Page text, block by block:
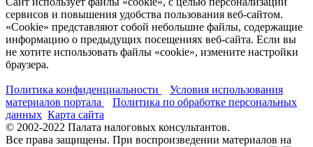
сервисов и повышения удобства пользования веб-сайтом.
«Cookie» представляют собой небольшие файлы, содержащие
информацию о предыдущих посещениях веб-сайта. Если вы
не хотите использовать файлы «cookie», измените настройки
браузера.
Политика конфиденциальности
Условия использования
материалов портала
Политика по обработке персональных
данных Карта сайта
© 2002-2022 Палата налоговых консультантов.
Все права защищены. При воспроизведении материалов на